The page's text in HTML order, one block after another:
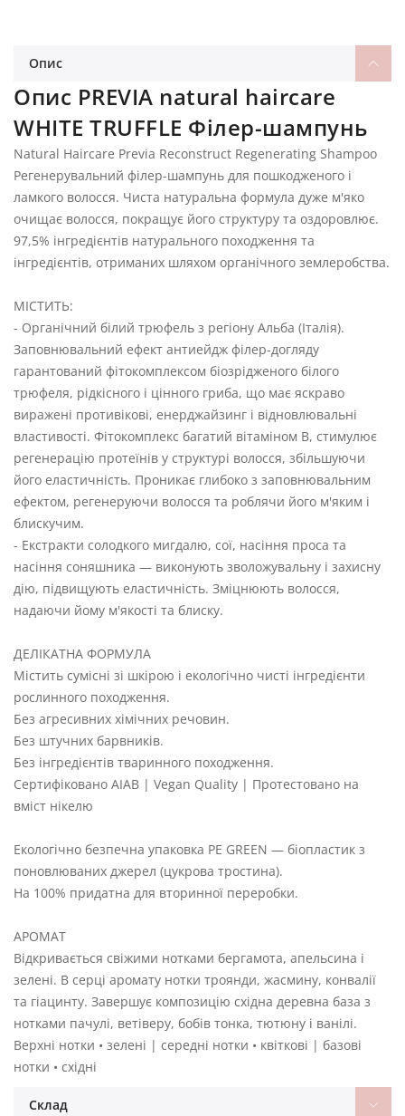
Опис
Опис PREVIA natural haircare
WHITE TRUFFLE Філер-шампунь
Natural Haircare Previa Reconstruct Regenerating Shampoo
Регенерувальний філер-шампунь для пошкодженого і
ламкого волосся. Чиста натуральна формула дуже м'яко
очищає волосся, покращує його структуру та оздоровлює.
97,5% інгредієнтів натурального походження та
інгредієнтів, отриманих шляхом органічного землеробства.
МІСТИТЬ:
- Органічний білий трюфель з регіону Альба (Італія).
Заповнювальний ефект антиейдж філер-догляду
гарантований фітокомплексом біозрідженого білого
трюфеля, рідкісного і цінного гриба, що має яскраво
виражені противікові, енерджайзинг і відновлювальні
властивості. Фітокомплекс багатий вітаміном В, стимулює
регенерацію протеїнів у структурі волосся, збільшуючи
його еластичність. Проникає глибоко з заповнювальним
ефектом, регенеруючи волосся та роблячи його м'яким і
блискучим.
- Екстракти солодкого мигдалю, сої, насіння проса та
насіння соняшника — виконують зволожувальну і захисну
дію, підвищують еластичність. Зміцнюють волосся,
надаючи йому м'якості та блиску.
ДЕЛІКАТНА ФОРМУЛА
Містить сумісні зі шкірою і екологічно чисті інгредієнти
рослинного походження.
Без агресивних хімічних речовин.
Без штучних барвників.
Без інгредієнтів тваринного походження.
Сертифіковано AIAB | Vegan Quality | Протестовано на
вміст нікелю
Екологічно безпечна упаковка PE GREEN — біопластик з
поновлюваних джерел (цукрова тростина).
На 100% придатна для вторинної переробки.
АРОМАТ
Відкривається свіжими нотками бергамота, апельсина і
зелені. В серці аромату нотки троянди, жасмину, конвалії
та гіацинту. Завершує композицію східна деревна база з
нотками пачулі, ветіверу, бобів тонка, тютюну і ванілі.
Верхні нотки • зелені | середні нотки • квіткові | базові
нотки • східні
Склад